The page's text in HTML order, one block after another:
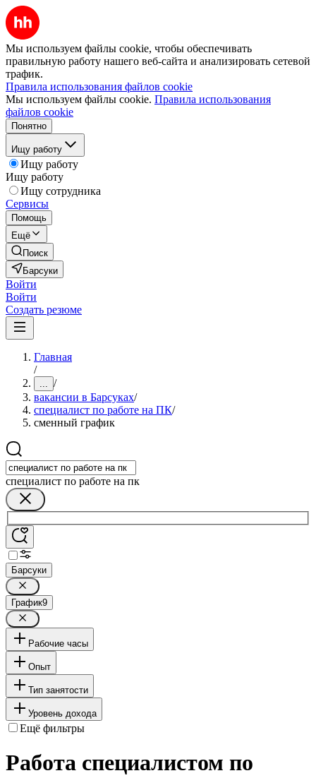
Мы используем файлы cookie, чтобы обеспечивать
правильную работу нашего веб-сайта и анализировать сетевой
трафик.
Правила использования файлов cookie
Мы используем файлы cookie. Правила использования
файлов cookie
Понятно
Ищу работу
Ищу работу
Ищу работу
Ищу сотрудника
Сервисы
Помощь
Ещё
Поиск
Барсуки
Войти
Войти
Создать резюме
Главная
/
... /
вакансии в Барсуках/
специалист по работе на ПК/
сменный график
специалист по работе на пк
Барсуки
График9
Рабочие часы
Опыт
Тип занятости
Уровень дохода
Ещё фильтры
Работа специалистом по